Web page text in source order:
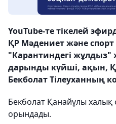
YouTube-те тікелей
ҚР Мәдениет және спорт
"Карантиндегі жұлдыз"
дарынды күйші, ақын,
Бекболат Тілеуханның
Бекболат Қанайұлы халық
орындады.